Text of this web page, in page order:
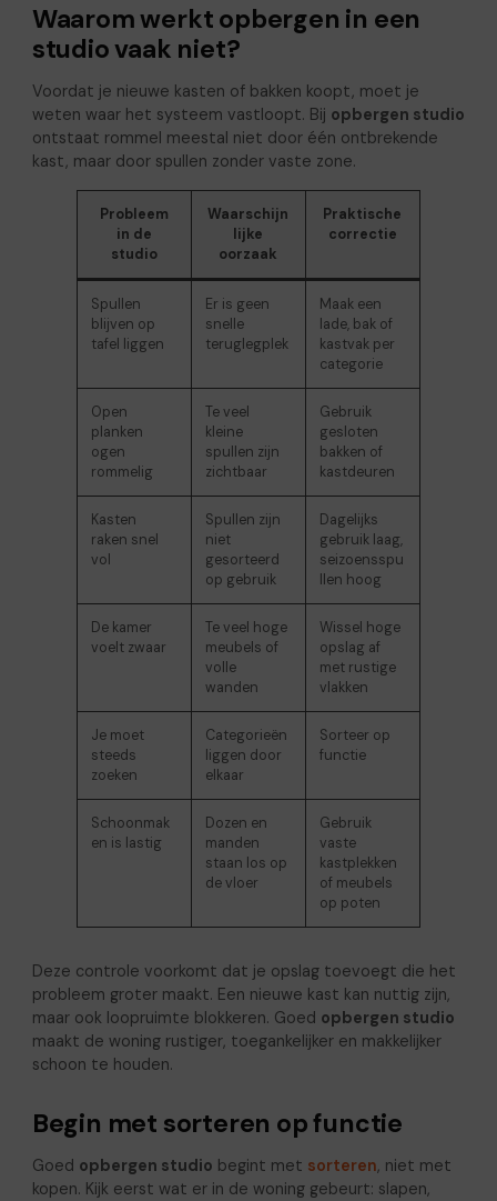
Waarom werkt opbergen in een
studio vaak niet?
Voordat je nieuwe kasten of bakken koopt, moet je
weten waar het systeem vastloopt. Bij opbergen studio
ontstaat rommel meestal niet door één ontbrekende
kast, maar door spullen zonder vaste zone.
Probleem
in de
studio
Waarschijn
lijke
oorzaak
Praktische
correctie
Spullen
blijven op
tafel liggen
Er is geen
snelle
teruglegplek
Maak een
lade, bak of
kastvak per
categorie
Open
planken
ogen
rommelig
Te veel
kleine
spullen zijn
zichtbaar
Gebruik
gesloten
bakken of
kastdeuren
Kasten
raken snel
vol
Spullen zijn
niet
gesorteerd
op gebruik
Dagelijks
gebruik laag,
seizoensspu
llen hoog
De kamer
voelt zwaar
Te veel hoge
meubels of
volle
wanden
Wissel hoge
opslag af
met rustige
vlakken
Je moet
steeds
zoeken
Categorieën
liggen door
elkaar
Sorteer op
functie
Schoonmak
en is lastig
Dozen en
manden
staan los op
de vloer
Gebruik
vaste
kastplekken
of meubels
op poten
Deze controle voorkomt dat je opslag toevoegt die het
probleem groter maakt. Een nieuwe kast kan nuttig zijn,
maar ook loopruimte blokkeren. Goed opbergen studio
maakt de woning rustiger, toegankelijker en makkelijker
schoon te houden.
Begin met sorteren op functie
Goed opbergen studio begint met sorteren, niet met
kopen. Kijk eerst wat er in de woning gebeurt: slapen,